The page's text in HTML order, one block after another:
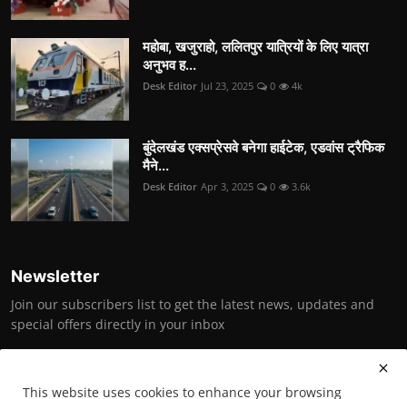
महोबा, खजुराहो, ललितपुर यात्रियों के लिए यात्रा
अनुभव ह...
Desk Editor Jul 23, 2025 0 4k
बुंदेलखंड एक्सप्रेसवे बनेगा हाईटेक, एडवांस ट्रैफिक
मैने...
Desk Editor Apr 3, 2025 0 3.6k
Newsletter
Join our subscribers list to get the latest news, updates and
special offers directly in your inbox
Subscribe
This website uses cookies to enhance your browsing